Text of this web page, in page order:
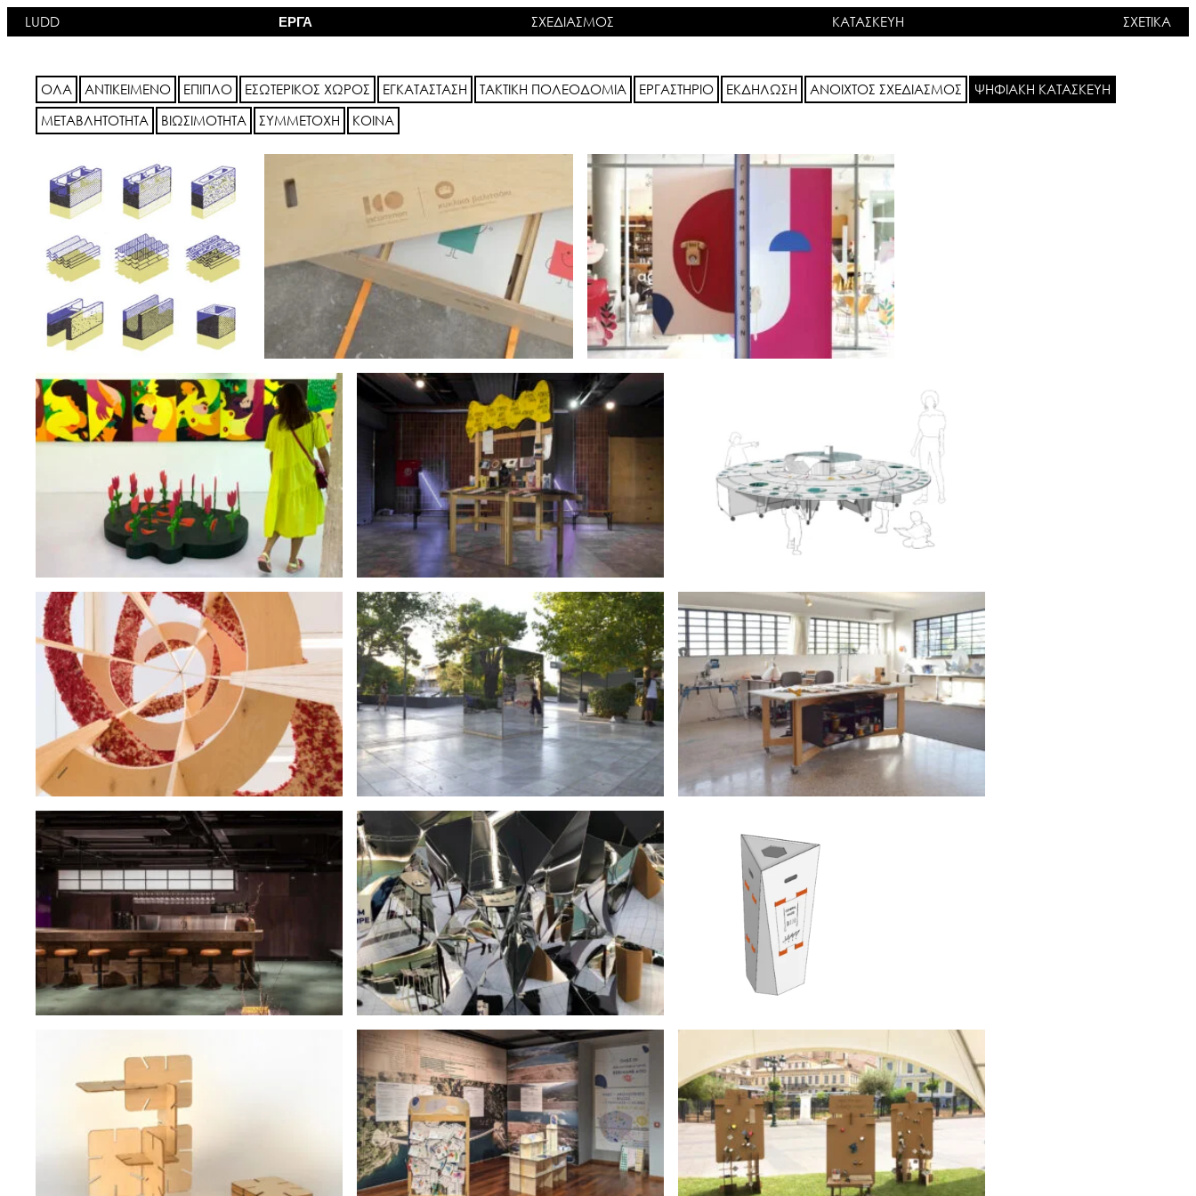
Μετάβαση
στο
LUDD ΕΡΓΑ ΣΧΕΔΙΑΣΜΟΣ ΚΑΤΑΣΚΕΥΗ ΣΧΕΤΙΚΑ
ΟΛΑ ΑΝΤΙΚΕΙΜΕΝΟ ΕΠΙΠΛΟ ΕΣΩΤΕΡΙΚΟΣ ΧΩΡΟΣ ΕΓΚΑΤΑΣΤΑΣΗ ΤΑΚΤΙΚΗ ΠΟΛΕΟΔΟΜΙΑ ΕΡΓΑΣΤΗΡΙΟ ΕΚΔΗΛΩΣΗ ΑΝΟΙΧΤΟΣ ΣΧΕΔΙΑΣΜΟΣ
ΨΗΦΙΑΚΗ ΚΑΤΑΣΚΕΥΗ
ΜΕΤΑΒΛΗΤΟΤΗΤΑ
ΒΙΩΣΙΜΟΤΗΤΑ ΣΥΜΜΕΤΟΧΗ ΚΟΙΝΑ